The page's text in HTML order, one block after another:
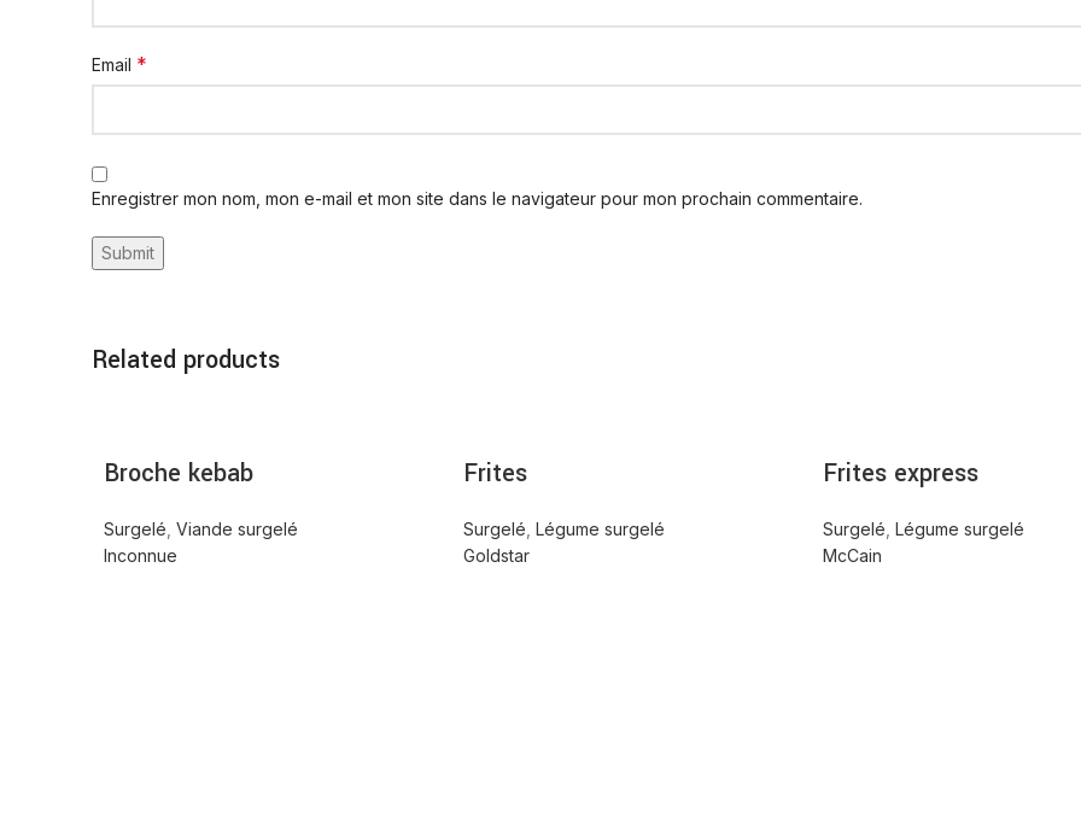
Email *
Enregistrer mon nom, mon e-mail et mon site dans le navigateur pour mon prochain commentaire.
Related products
Broche kebab
Surgelé Viande surgelé
Inconnue
Frites
Surgelé Légume surgelé
Goldstar
Frites express
Surgelé Légume surgelé
McCain